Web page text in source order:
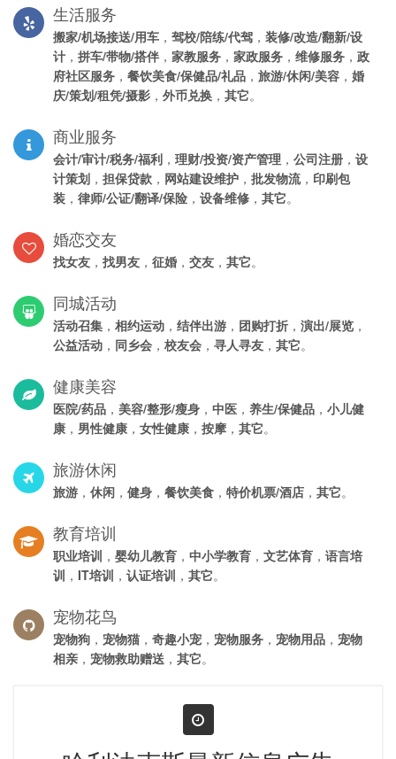
生活服务
搬家/机场接送/用车 ， 驾校/陪练/代驾 ， 装修/改造/翻新/设
计 ， 拼车/带物/搭伴 ， 家教服务 ， 家政服务 ， 维修服务 ， 政
府社区服务 ， 餐饮美食/保健品/礼品 ， 旅游/休闲/美容 ， 婚
庆/策划/租凭/摄影 ， 外币兑换 ， 其它。
商业服务
会计/审计/税务/福利 ， 理财/投资/资产管理 ， 公司注册 ， 设
计策划 ， 担保贷款 ， 网站建设维护 ， 批发物流， 印刷包
装 ， 律师/公证/翻译/保险 ， 设备维修 ， 其它。
婚恋交友
找女友 ， 找男友 ， 征婚 ， 交友 ， 其它。
同城活动
活动召集 ， 相约运动 ， 结伴出游 ， 团购打折 ， 演出/展览 ，
公益活动 ， 同乡会 ， 校友会 ， 寻人寻友 ， 其它。
健康美容
医院/药品 ， 美容/整形/瘦身 ， 中医 ， 养生/保健品 ， 小儿健
康 ， 男性健康 ， 女性健康 ， 按摩 ， 其它。
旅游休闲
旅游 ， 休闲 ， 健身 ， 餐饮美食 ， 特价机票/酒店 ， 其它。
教育培训
职业培训 ， 婴幼儿教育 ， 中小学教育 ， 文艺体育 ， 语言培
训 ， IT培训 ， 认证培训 ， 其它。
宠物花鸟
宠物狗 ， 宠物猫 ， 奇趣小宠 ， 宠物服务 ， 宠物用品 ， 宠物
相亲 ， 宠物救助赠送 ， 其它。